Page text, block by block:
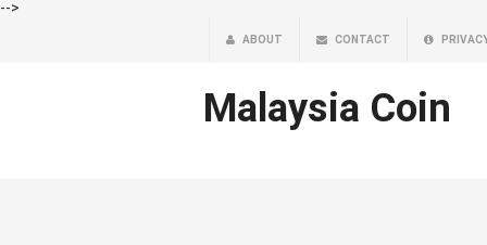
-->
ABOUT CONTACT
Malaysia Coin